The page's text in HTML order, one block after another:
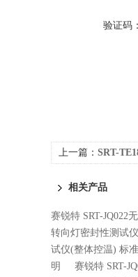
验证码
上一篇： SRT-
相关产品
赛锐特 SRT-JQ022
转向灯密封性测试
试仪(整体控温) 标准
明
赛锐特 SRT-